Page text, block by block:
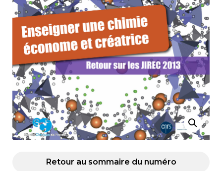
Retour au sommaire du numéro